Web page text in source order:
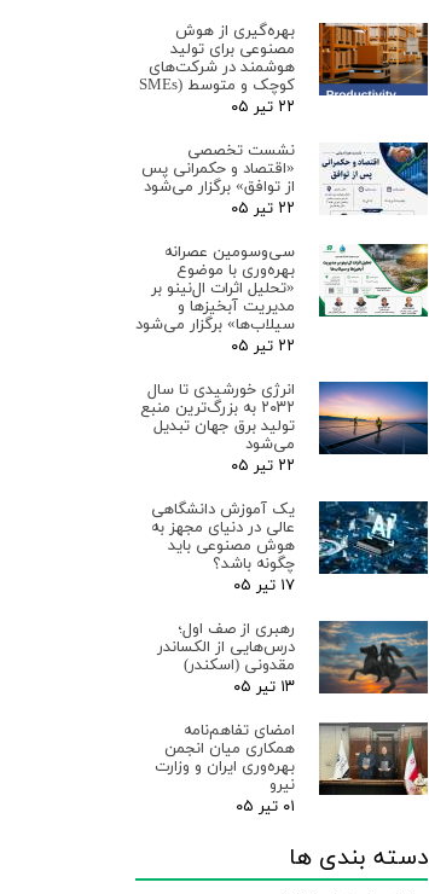
بهره‌گیری از هوش
مصنوعی برای تولید
هوشمند در شرکت‌های
کوچک و متوسط (SMEs
۲۲ تیر ۰۵
نشست تخصصی
«اقتصاد و حکمرانی پس
از توافق» برگزار می‌شود
۲۲ تیر ۰۵
سی‌وسومین عصرانه
بهره‌وری با موضوع
«تحلیل اثرات ال‌نینو بر
مدیریت آبخیزها و
سیلاب‌ها» برگزار می‌شود
۲۲ تیر ۰۵
انرژی خورشیدی تا سال
۲۰۳۲ به بزرگ‌ترین منبع
تولید برق جهان تبدیل
می‌شود
۲۲ تیر ۰۵
یک آموزش دانشگاهی
عالی در دنیای مجهز به
هوش مصنوعی باید
چگونه باشد؟
۱۷ تیر ۰۵
رهبری از صف اول؛
درس‌هایی از الکساندر
مقدونی (اسکندر)
۱۳ تیر ۰۵
امضای تفاهم‌نامه
همکاری میان انجمن
بهره‌وری ایران و وزارت
نیرو
۰۱ تیر ۰۵
دسته بندی ها